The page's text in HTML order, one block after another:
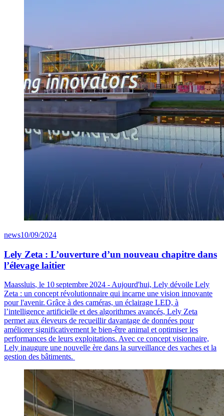
news10/09/2024
Lely Zeta : L’ouverture d’un nouveau chapitre dans
l’élevage laitier
Maassluis, le 10 septembre 2024 - Aujourd'hui, Lely dévoile Lely
Zeta : un concept révolutionnaire qui incarne une vision innovante
pour l'avenir. Grâce à des caméras, un éclairage LED, à
l’intelligence artificielle et des algorithmes avancés, Lely Zeta
permet aux éleveurs de recueillir davantage de données pour
améliorer significativement le bien-être animal et optimiser les
performances de leurs exploitations. Avec ce concept visionnaire,
Lely inaugure une nouvelle ère dans la surveillance des vaches et la
gestion des bâtiments.